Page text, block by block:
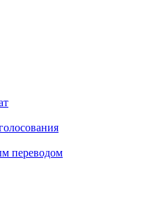
переводом